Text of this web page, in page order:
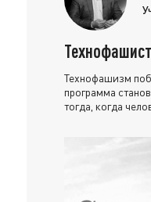
Технофашизм
программа
тогда, когда